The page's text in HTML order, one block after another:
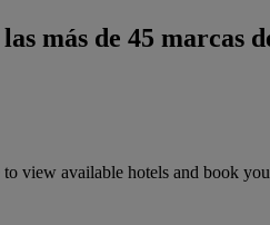
más de 45 marcas
view available hotels and book